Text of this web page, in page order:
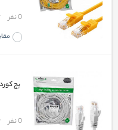
0 نفر
0 نفر